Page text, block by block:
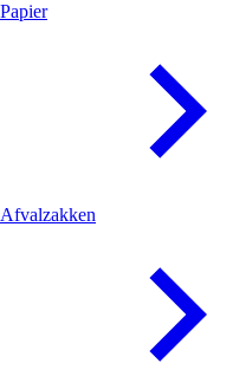
Papier
Afvalzakken